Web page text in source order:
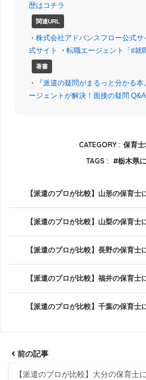
歴はコチラ
関連URL
・ 株式会社アドバンスフロー公式サ
式サイト
・ 転職エージェント「♯就
著書
・ 『派遣の疑問がまるっと分かる本
ージェントが解決！面接の疑問 Q&A
CATEGORY : 保育
TAGS :
栃木県
【派遣のプロが比較】山形の保育
【派遣のプロが比較】山梨の保育
【派遣のプロが比較】長野の保育
【派遣のプロが比較】福井の保育
【派遣のプロが比較】千葉の保育
前の記事
【派遣のプロが比較】大分の保育士